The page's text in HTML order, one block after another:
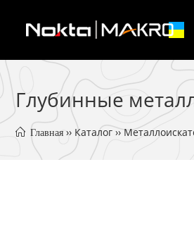
content
Глубинные
Главная ›› Каталог ››